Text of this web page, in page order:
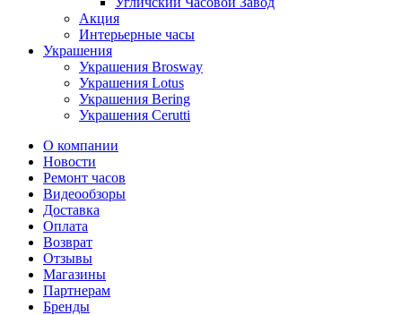
Акция
Интерьерные часы
Украшения
Украшения Brosway
Украшения Lotus
Украшения Bering
Украшения Cerutti
О компании
Новости
Ремонт часов
Видеообзоры
Доставка
Оплата
Возврат
Отзывы
Магазины
Партнерам
Бренды